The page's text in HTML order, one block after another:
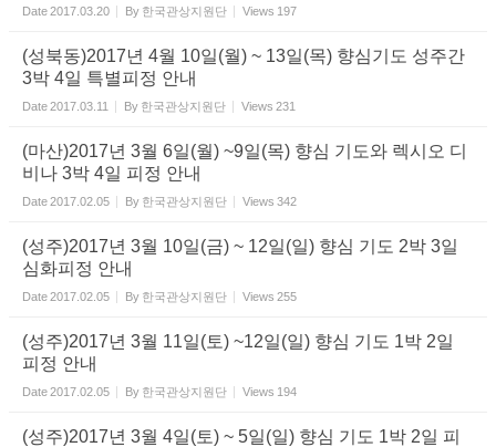
Date2017.03.20 By 한국관상지원단 Views 197
(성북동)2017년 4월 10일(월) ~ 13일(목) 향심기도 성주간
3박 4일 특별피정 안내
Date2017.03.11 By 한국관상지원단 Views 231
(마산)2017년 3월 6일(월) ~9일(목) 향심 기도와 렉시오 디
비나 3박 4일 피정 안내
Date2017.02.05 By 한국관상지원단 Views 342
(성주)2017년 3월 10일(금) ~ 12일(일) 향심 기도 2박 3일
심화피정 안내
Date2017.02.05 By 한국관상지원단 Views 255
(성주)2017년 3월 11일(토) ~12일(일) 향심 기도 1박 2일
피정 안내
Date2017.02.05 By 한국관상지원단 Views 194
(성주)2017년 3월 4일(토) ~ 5일(일) 향심 기도 1박 2일 피